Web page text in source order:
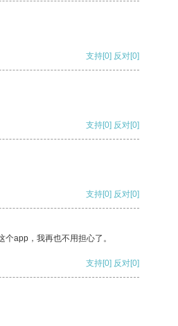
支持[0] 反对[0]
支持[0] 反对[0]
支持[0] 反对[0]
app，我再也不用担心了。
支持[0] 反对[0]